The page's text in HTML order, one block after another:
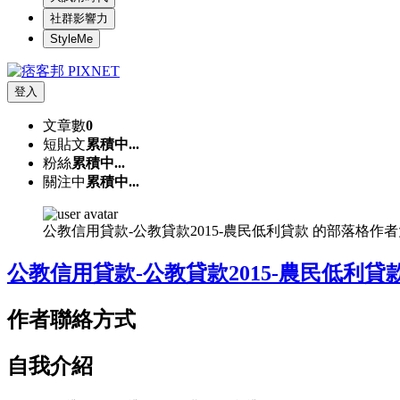
社群影響力
StyleMe
登入
文章數0
短貼文累積中...
粉絲累積中...
關注中 累積中...
公教信用貸款-公教貸款2015-農民低利貸款 的部落格作
公教信用貸款-公教貸款2015-農民低利貸
作者聯絡方式
自我介紹